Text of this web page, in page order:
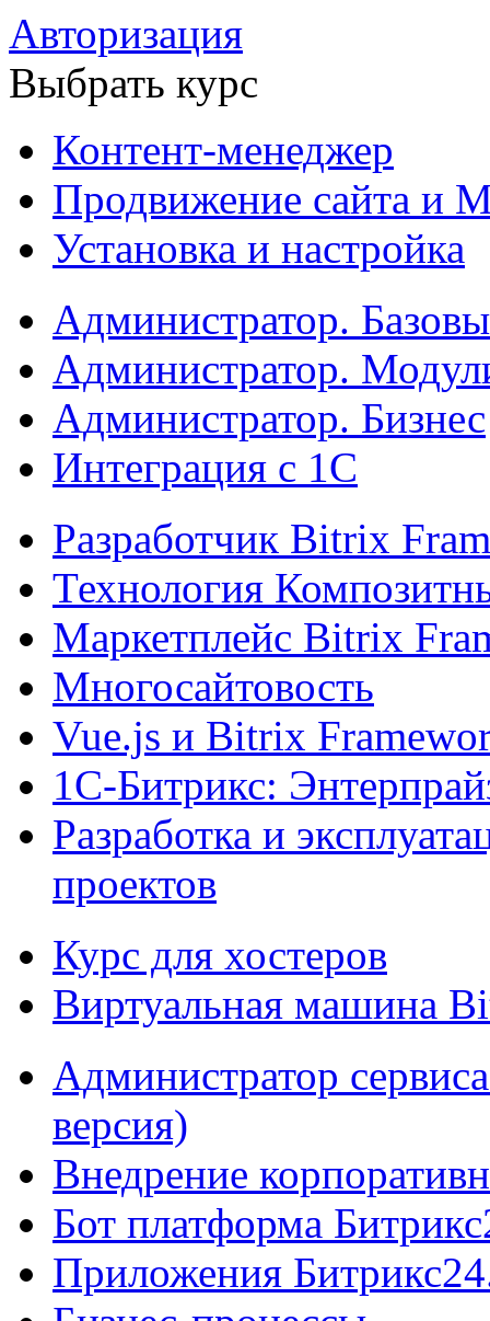
Авторизация
Выбрать курс
Контент-менеджер
Продвижение сайта и
Установка и настройка
Администратор.
Администратор.
Администратор. Бизнес
Интеграция с 1С
Разработчик Bitrix
Технология
Маркетплейс Bitrix
Многосайтовость
Vue.js и Bitrix
1С-Битрикс:
Разработка и
проектов
Курс для хостеров
Виртуальная машина
Администратор
версия)
Внедрение
Бот платформа
Приложения